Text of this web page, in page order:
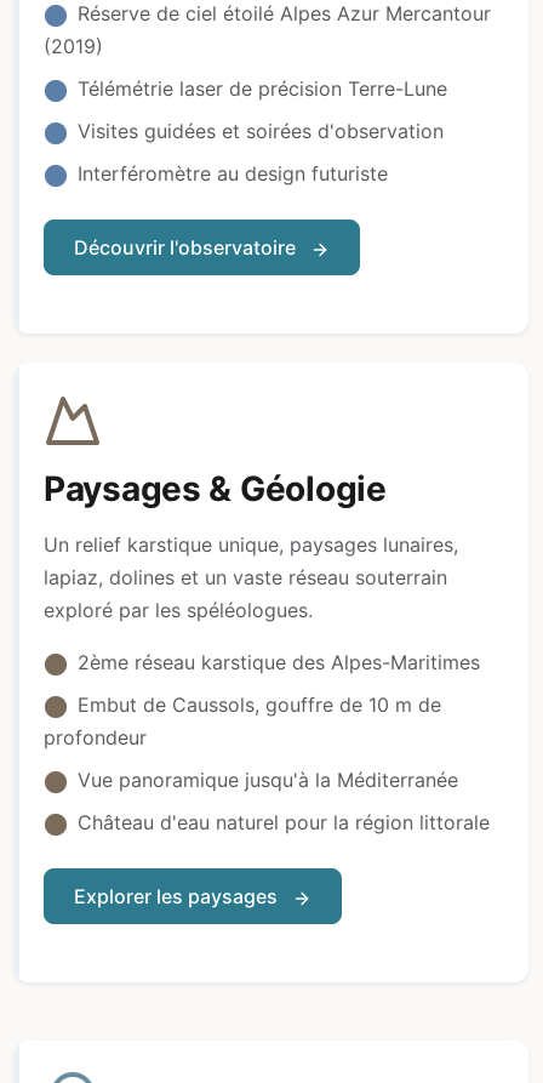
Réserve de ciel étoilé Alpes Azur Mercantour
(2019)
Télémétrie laser de précision Terre-Lune
Visites guidées et soirées d'observation
Interféromètre au design futuriste
Découvrir l'observatoire
Paysages & Géologie
Un relief karstique unique, paysages lunaires,
lapiaz, dolines et un vaste réseau souterrain
exploré par les spéléologues.
2ème réseau karstique des Alpes-Maritimes
Embut de Caussols, gouffre de 10 m de
profondeur
Vue panoramique jusqu'à la Méditerranée
Château d'eau naturel pour la région littorale
Explorer les paysages